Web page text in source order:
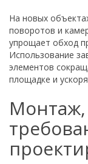
На новых
поворотов и
упрощает обход
Использование
элементов
площадке и